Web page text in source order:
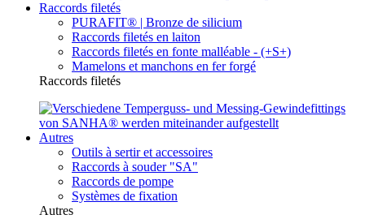
Raccords filetés
PURAFIT® | Bronze de silicium
Raccords filetés en laiton
Raccords filetés en fonte malléable - (+S+)
Mamelons et manchons en fer forgé
Raccords filetés
Autres
Outils à sertir et accessoires
Raccords à souder "SA"
Raccords de pompe
Systèmes de fixation
Autres